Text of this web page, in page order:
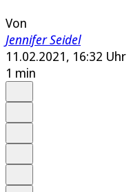
Von
Jennifer Seidel
11.02.2021, 16:32 Uhr
1 min